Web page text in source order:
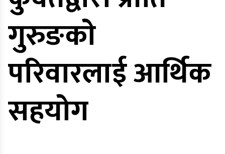
गुरुङकाे
परिवारलाई आर्थिक
सहयोग